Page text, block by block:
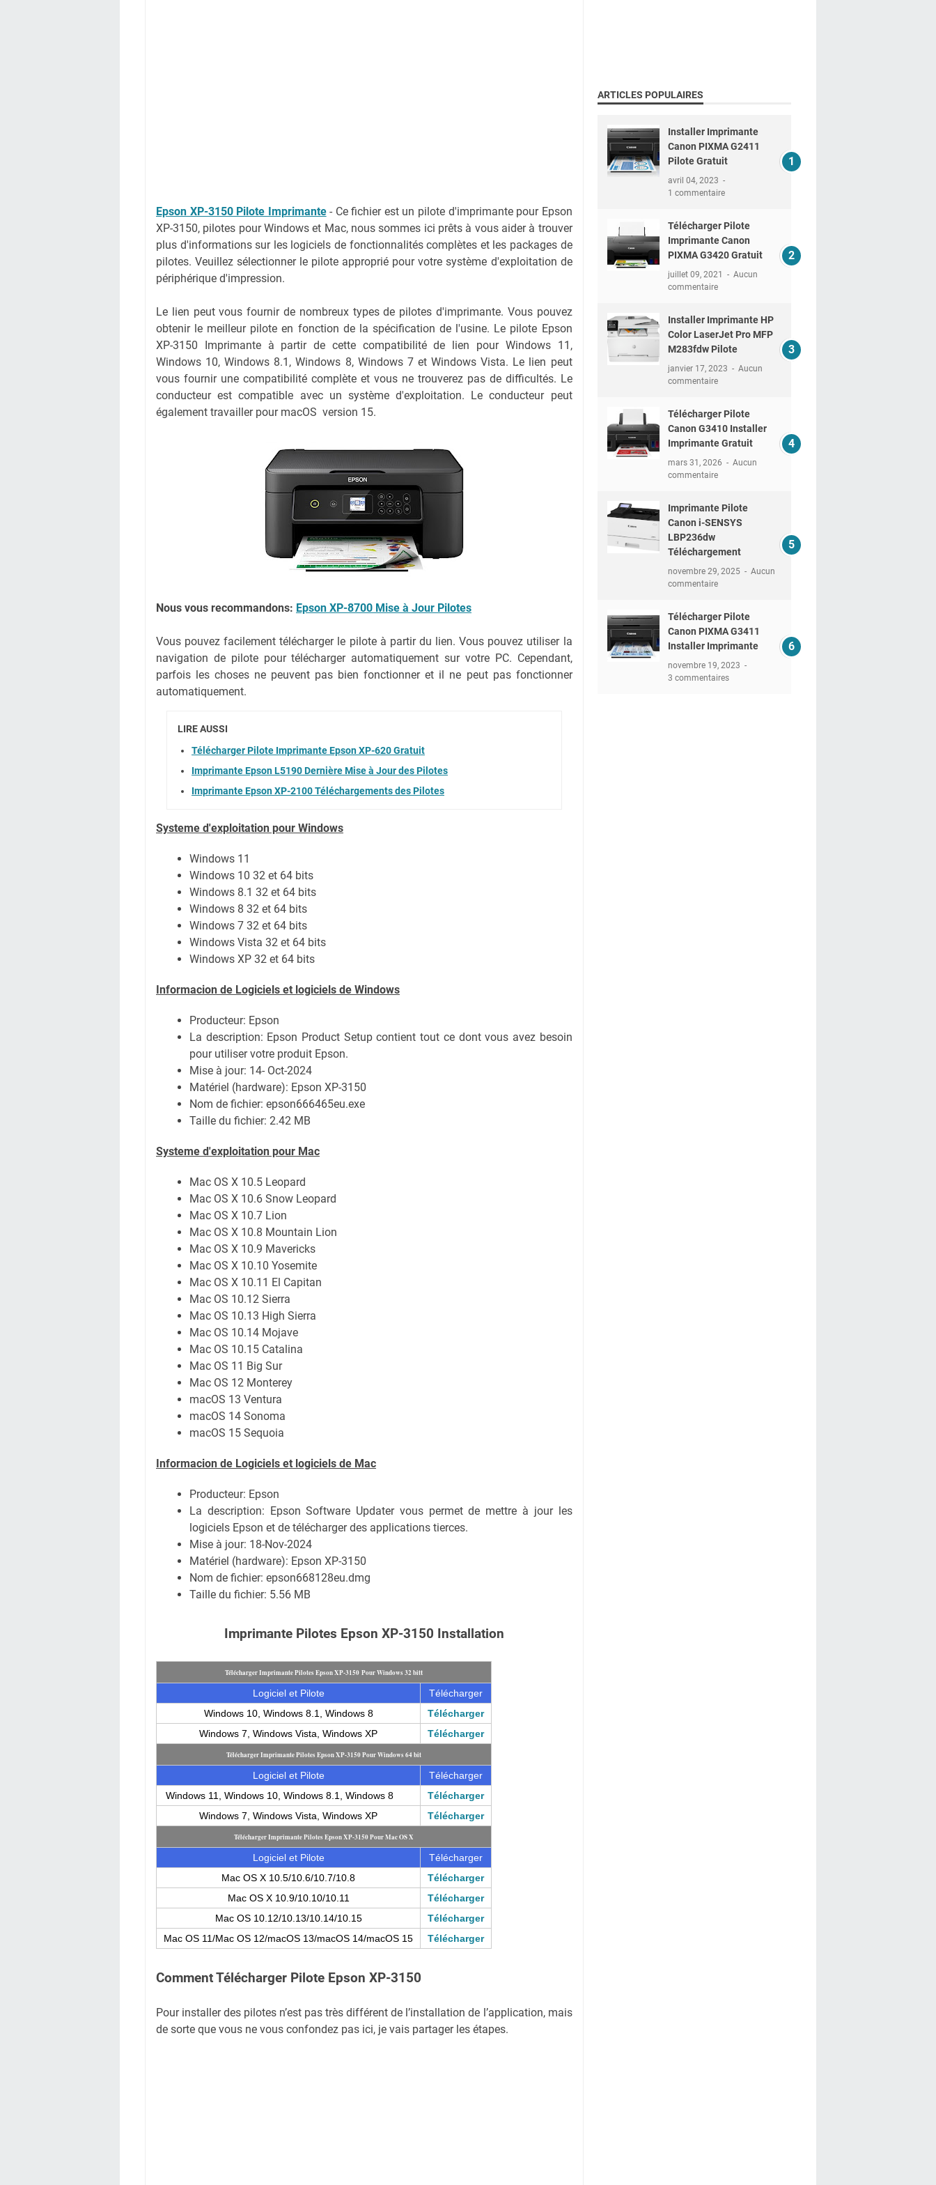
Epson XP-3150 Pilote Imprimante- Ce fichier est un pilote d'imprimante pour Epson
XP-3150, pilotes pour Windows et Mac, nous sommes ici prêts à vous aider à trouver
plus d'informations sur les logiciels de fonctionnalités complètes et les packages de
pilotes.Veuillez sélectionner le pilote approprié pour votre système d'exploitation de
périphérique d'impression.
Le lien peut vous fournir de nombreux types de pilotes d'imprimante. Vous pouvez
obtenir le meilleur pilote en fonction de la spécification de l'usine. Le pilote Epson
XP-3150 Imprimante à partir de cette compatibilité de lien pour Windows 11,
Windows 10, Windows 8.1, Windows 8, Windows 7 et Windows Vista. Le lien peut
vous fournir une compatibilité complète et vous ne trouverez pas de difficultés. Le
conducteur est compatible avec un système d'exploitation. Le conducteur peut
également travailler pour macOS version 15.
Nous vous recommandons: Epson XP-8700 Mise à Jour Pilotes
Vous pouvez facilement télécharger le pilote à partir du lien.Vous pouvez utiliser la
navigation de pilote pour télécharger automatiquement sur votre PC. Cependant,
parfois les choses ne peuvent pas bien fonctionner et il ne peut pas fonctionner
automatiquement.
LIRE AUSSI
Télécharger Pilote Imprimante Epson XP-620 Gratuit
Imprimante Epson L5190 Dernière Mise à Jour des Pilotes
Imprimante Epson XP-2100 Téléchargements des Pilotes
Systeme d'exploitation pour Windows
Windows 11
Windows 10 32 et 64 bits
Windows 8.1 32 et 64 bits
Windows 8 32 et 64 bits
Windows 7 32 et 64 bits
Windows Vista 32 et 64 bits
Windows XP 32 et 64 bits
Informacion de Logiciels et logiciels de Windows
Producteur: Epson
La description: Epson Product Setup contient tout ce dont vous avez besoin
pour utiliser votre produit Epson.
Mise à jour: 14- Oct-2024
Matériel (hardware): Epson XP-3150
Nom de fichier: epson666465eu.exe
Taille du fichier: 2.42 MB
Systeme d'exploitation pour Mac
Mac OS X 10.5 Leopard
Mac OS X 10.6 Snow Leopard
Mac OS X 10.7 Lion
Mac OS X 10.8 Mountain Lion
Mac OS X 10.9 Mavericks
Mac OS X 10.10 Yosemite
Mac OS X 10.11 El Capitan
Mac OS 10.12 Sierra
Mac OS 10.13 High Sierra
Mac OS 10.14 Mojave
Mac OS 10.15 Catalina
Mac OS 11 Big Sur
Mac OS 12 Monterey
macOS 13 Ventura
macOS 14 Sonoma
macOS 15 Sequoia
Informacion de Logiciels et logiciels de Mac
Producteur: Epson
La description: Epson Software Updater vous permet de mettre à jour les
logiciels Epson et de télécharger des applications tierces.
Mise à jour: 18-Nov-2024
Matériel (hardware): Epson XP-3150
Nom de fichier: epson668128eu.dmg
Taille du fichier: 5.56 MB
Imprimante Pilotes Epson XP-3150 Installation
Télécharger Imprimante Pilotes Epson XP-3150 Pour Windows 32 bitt
Logiciel et Pilote
Télécharger
Windows 10, Windows 8.1, Windows 8
Télécharger
Windows 7, Windows Vista, Windows XP
Télécharger
Télécharger Imprimante Pilotes Epson XP-3150Pour Windows 64 bit
Logiciel et Pilote
Télécharger
Windows 11, Windows 10, Windows 8.1, Windows 8
Télécharger
Windows 7, Windows Vista, Windows XP
Télécharger
Télécharger Imprimante Pilotes Epson XP-3150Pour Mac OS X
Logiciel et Pilote
Télécharger
Mac OS X 10.5/10.6/10.7/10.8
Télécharger
Mac OS X 10.9/10.10/10.11
Télécharger
Mac OS 10.12/10.13/10.14/10.15
Télécharger
Mac OS 11/Mac OS 12/macOS 13/macOS 14/macOS 15
Télécharger
Comment Télécharger Pilote Epson XP-3150
Pour installer des pilotes n’est pas très différent de l’installation de l’application, mais
de sorte que vous ne vous confondez pas ici, je vais partager les étapes.
ARTICLES POPULAIRES
Installer Imprimante
Canon PIXMA G2411
Pilote Gratuit
avril 04, 2023
1 commentaire
Télécharger Pilote
Imprimante Canon
PIXMA G3420 Gratuit
juillet 09, 2021
Aucun
commentaire
Installer Imprimante HP
Color LaserJet Pro MFP
M283fdw Pilote
janvier 17, 2023
Aucun
commentaire
Télécharger Pilote
Canon G3410 Installer
Imprimante Gratuit
mars 31, 2026
Aucun
commentaire
Imprimante Pilote
Canon i-SENSYS
LBP236dw
Téléchargement
novembre 29, 2025
Aucun
commentaire
Télécharger Pilote
Canon PIXMA G3411
Installer Imprimante
novembre 19, 2023
3 commentaires